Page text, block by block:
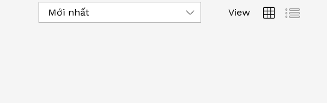
View
Mới nhất